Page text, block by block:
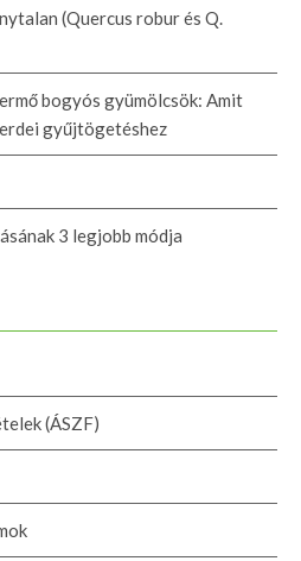
(Quercus robur és Q.
bogyós gyümölcsök: Amit
gyűjtögetéshez
3 legjobb módja
(ÁSZF)